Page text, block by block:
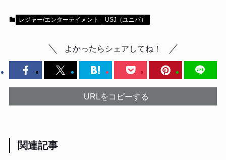
レジャー/エンターテイメント USJ（ユニバ）
よかったらシェアしてね！
URLをコピーする
関連記事